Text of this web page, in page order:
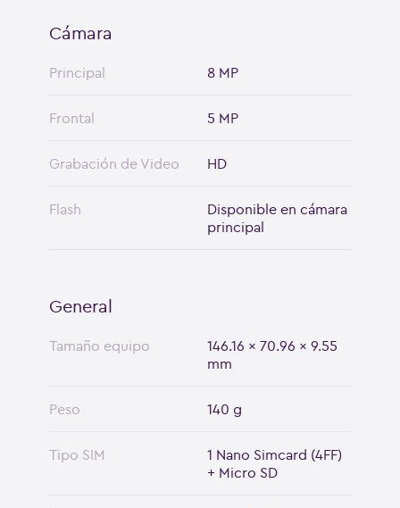
Cámara
Principal 8 MP
Frontal 5 MP
Grabación de Video HD
Flash
Disponible en cámara
principal
General
Tamaño equipo
146.16 x 70.96 x 9.55
mm
Peso 140 g
Tipo SIM
1 Nano Simcard (4FF)
+ Micro SD